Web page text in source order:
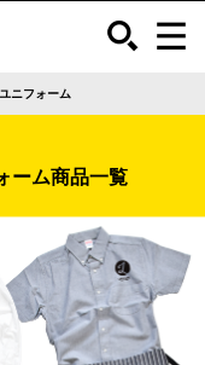
ニフォーム
ーム商品一覧